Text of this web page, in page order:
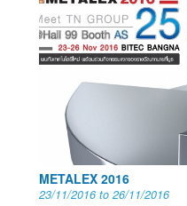
METALEX 2016
23/11/2016 to26/11/2016